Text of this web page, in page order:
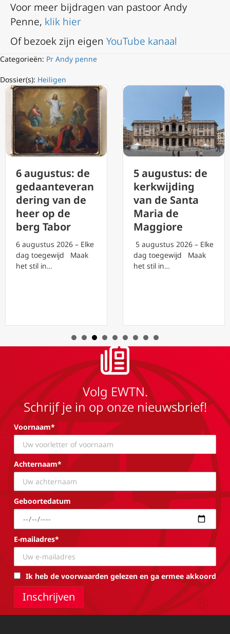
Voor meer bijdragen van pastoor Andy
Penne, klik hier
Of bezoek zijn eigen YouTube kanaal
Categorieën: Pr Andy penne
Dossier(s): Heiligen
6 augustus: de
gedaanteveran
dering van de
heer op de
berg Tabor
6 augustus 2026 – Elke
dag toegewijd Maak
het stil in…
5 augustus: de
kerkwijding
van de Santa
Maria de
Maggiore
5 augustus 2026 – Elke
dag toegewijd Maak
het stil in…
Volg EWTN.
Schrijf je in op onze nieuwsbrief!
Voornaam*
Achternaam*
Geboortedatum
E-mailadres*
Ik heb de voorwaarden gelezen en ga ermee akkoord